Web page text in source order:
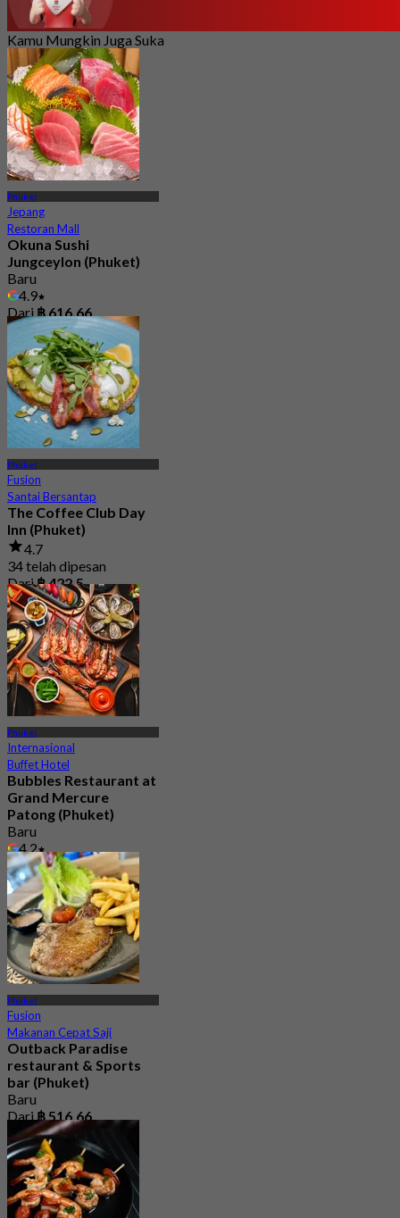
Kamu Mungkin Juga Suka
Phuket
Jepang
Restoran Mall
Okuna Sushi
Jungceylon (Phuket)
Baru
4.9
Dari฿ 616.66
Phuket
Fusion
Santai Bersantap
The Coffee Club Day
Inn (Phuket)
4.7
34 telah dipesan
Dari฿ 422.5
Phuket
Internasional
Buffet Hotel
Bubbles Restaurant at
Grand Mercure
Patong (Phuket)
Baru
4.2
Dari฿ 596.66
Phuket
Fusion
Makanan Cepat Saji
Outback Paradise
restaurant & Sports
bar (Phuket)
Baru
Dari฿ 516.66